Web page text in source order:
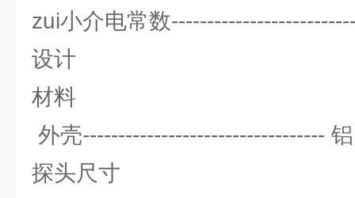
zui小介电常数
设计
材料
外壳----------------------------------
探头尺寸